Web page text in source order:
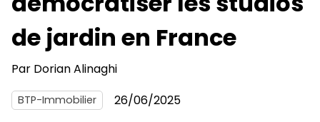
de jardin en France
Par Dorian Alinaghi
BTP-Immobilier
26/06/2025